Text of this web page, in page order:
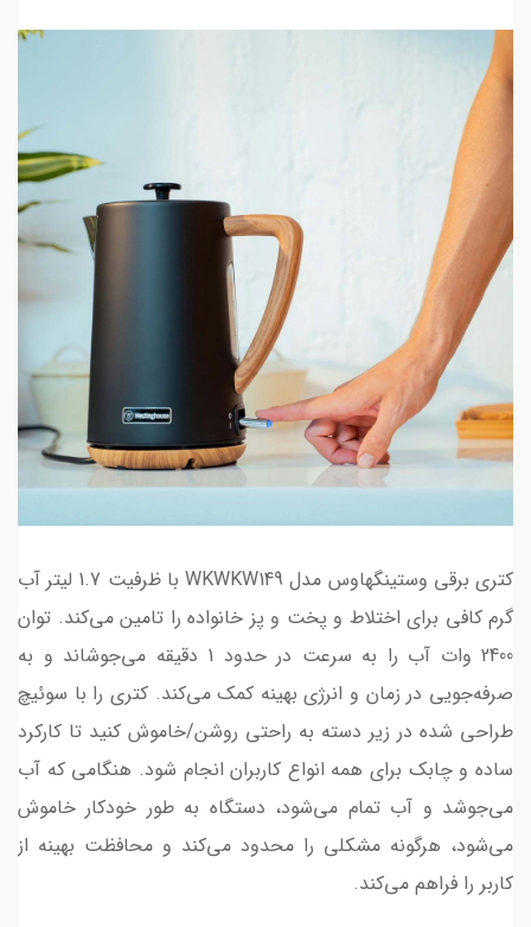
کتری برقی وستینگهاوس مدل WKWKW149 با ظرفیت 1.7 لیتر آب
گرم کافی برای اختلاط و پخت و پز خانواده را تامین می‌کند. توان
2400 وات آب را به سرعت در حدود 1 دقیقه می‌جوشاند و به
صرفه‌جویی در زمان و انرژی بهینه کمک می‌کند. کتری را با سوئیچ
طراحی شده در زیر دسته به راحتی روشن/خاموش کنید تا کارکرد
ساده و چابک برای همه انواع کاربران انجام شود. هنگامی که آب
می‌جوشد و آب تمام می‌شود، دستگاه به طور خودکار خاموش
می‌شود، هرگونه مشکلی را محدود می‌کند و محافظت بهینه از
کاربر را فراهم می‌کند.